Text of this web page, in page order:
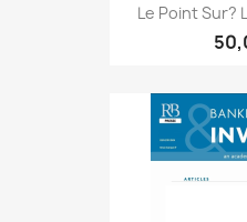
Le Point Sur?